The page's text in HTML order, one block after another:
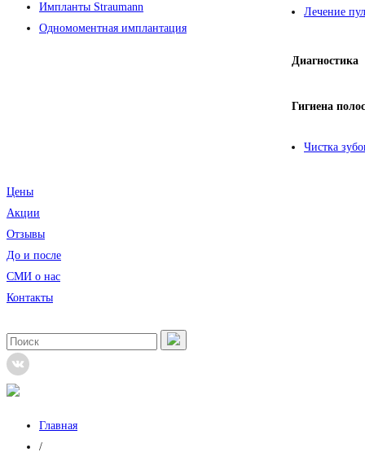
Импланты Straumann
Одномоментная имплантация
Лечение
Диагностика
Гигиена
Чистка
Цены
Акции
Отзывы
До и после
CМИ о нас
Контакты
Главная
/